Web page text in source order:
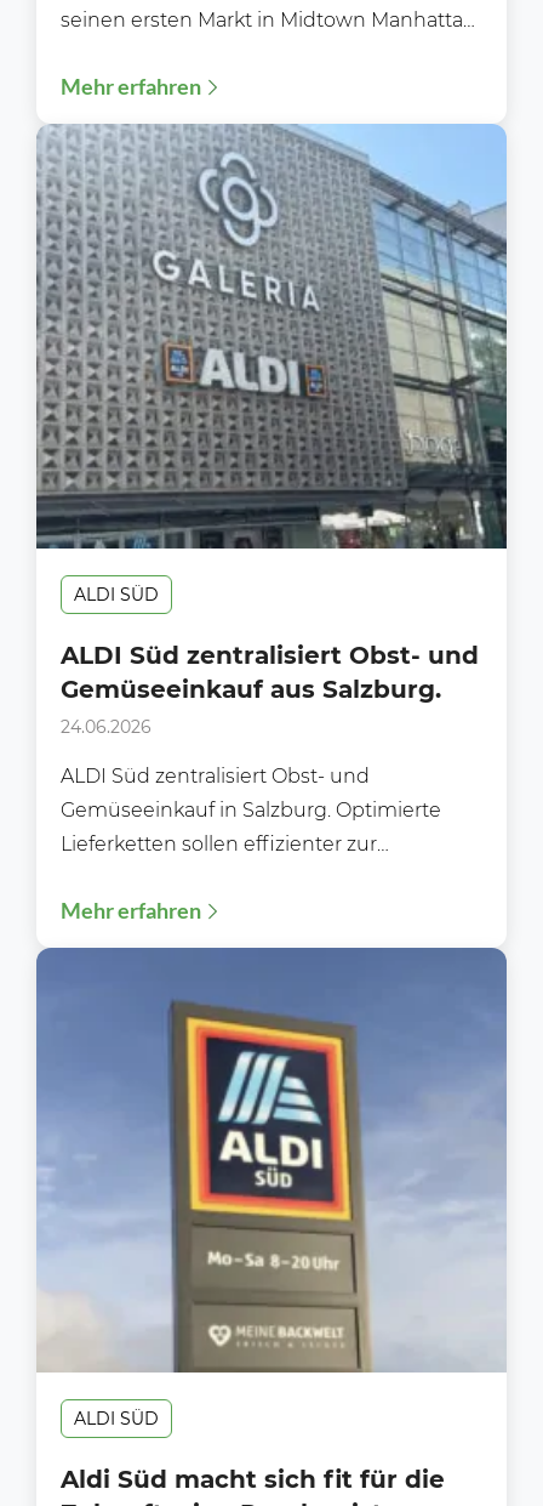
seinen ersten Markt in Midtown Manhattan
Mehr erfahren
ALDI SÜD
ALDI Süd zentralisiert Obst- und
Gemüseeinkauf aus Salzburg.
24.06.2026
ALDI Süd zentralisiert Obst- und
Gemüseeinkauf in Salzburg. Optimierte
Lieferketten sollen effizienter zur
Einkauf von...
Mehr erfahren
ALDI SÜD
Aldi Süd macht sich fit für die